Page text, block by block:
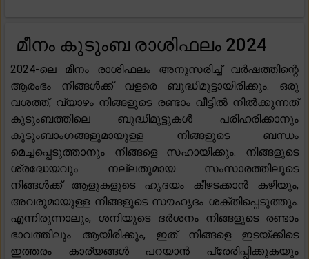
മീനം കുടുംബ രാശിഫലം 2024
2024-ലെ മീനം രാശിഫലം അനുസരിച്ച് വർഷത്തിന്റെ
ആരംഭം നിങ്ങൾക്ക് വളരെ ബുദ്ധിമുട്ടായിരിക്കും. ഒരു
വശത്ത്, വ്യാഴം നിങ്ങളുടെ രണ്ടാം വീട്ടിൽ നിൽക്കുന്നത്
കുടുംബത്തിലെ ബുദ്ധിമുട്ടുകൾ പരിഹരിക്കാനും
കുടുംബാംഗങ്ങളുമായുള്ള നിങ്ങളുടെ ബന്ധം
മെച്ചപ്പെടുത്താനും നിങ്ങളെ സഹായിക്കും. നിങ്ങളുടെ
ശ്രദ്ധേയവും നല്ലതുമായ സംസാരത്തിലൂടെ
നിങ്ങൾക്ക് ആളുകളുടെ ഹൃദയം കീഴടക്കാൻ കഴിയും,
അവരുമായുള്ള നിങ്ങളുടെ സൗഹൃദം ശക്തിപ്പെടുത്തും.
എന്നിരുന്നാലും, ശനിയുടെ ദർശനം നിങ്ങളുടെ രണ്ടാം
ഭാവത്തിലും ആയിരിക്കും, ഇത് നിങ്ങളെ ഇടയ്ക്കിടെ
ഇത്തരം കാര്യങ്ങൾ പറയാൻ പ്രേരിപ്പിക്കുകയും